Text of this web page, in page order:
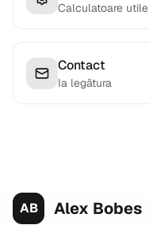
Calculatoare utile
Contact
Ia legătura
AB Alex Bobes